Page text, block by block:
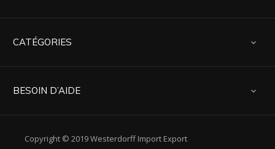
CATÉGORIES 
BESOIN D’AIDE 
Copyright © 2019 Westerdorff Import Export